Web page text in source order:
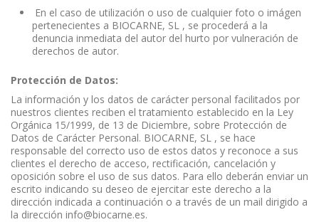
En el caso de utilización o uso de cualquier foto o imágen
pertenecientes a BIOCARNE, SL , se procederá a la
denuncia inmediata del autor del hurto por vulneración de
derechos de autor.
Protección de Datos:
La información y los datos de carácter personal facilitados por
nuestros clientes reciben el tratamiento establecido en la Ley
Orgánica 15/1999, de 13 de Diciembre, sobre Protección de
Datos de Carácter Personal. BIOCARNE, SL , se hace
responsable del correcto uso de estos datos y reconoce a sus
clientes el derecho de acceso, rectificación, cancelación y
oposición sobre el uso de sus datos. Para ello deberán enviar un
escrito indicando su deseo de ejercitar este derecho a la
dirección indicada a continuación o a través de un mail dirigido a
la dirección info@biocarne.es.